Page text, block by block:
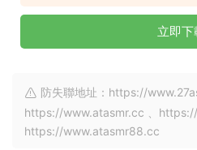
立即下
防失聯地址：https://
https://www.atasmr.cc 、
https://www.atasmr88.cc